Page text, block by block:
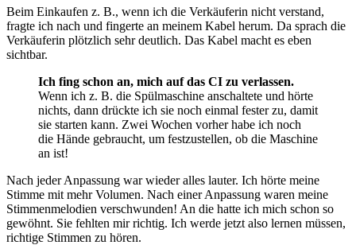
Beim Einkaufen z. B., wenn ich die Verkäuferin nicht verstand,
fragte ich nach und fingerte an meinem Kabel herum. Da sprach die
Verkäuferin plötzlich sehr deutlich. Das Kabel macht es eben
sichtbar.
Ich fing schon an, mich auf das CI zu verlassen.
Wenn ich z. B. die Spülmaschine anschaltete und hörte
nichts, dann drückte ich sie noch einmal fester zu, damit
sie starten kann. Zwei Wochen vorher habe ich noch
die Hände gebraucht, um festzustellen, ob die Maschine
an ist!
Nach jeder Anpassung war wieder alles lauter. Ich hörte meine
Stimme mit mehr Volumen. Nach einer Anpassung waren meine
Stimmenmelodien verschwunden! An die hatte ich mich schon so
gewöhnt. Sie fehlten mir richtig. Ich werde jetzt also lernen müssen,
richtige Stimmen zu hören.